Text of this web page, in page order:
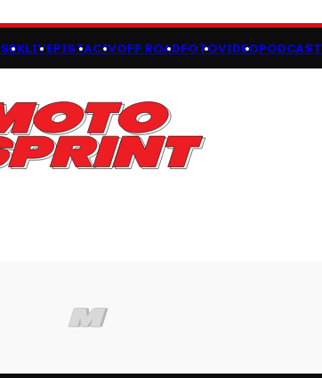
SBKLIVEPISTACIVOFF ROADFOTOVIDEOPODCAST